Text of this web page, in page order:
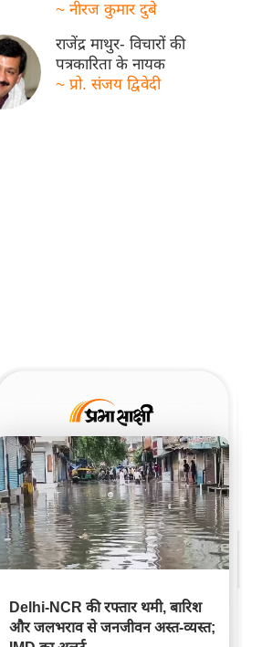
~ नीरज कुमार दुबे
राजेंद्र माथुर- विचारों की
पत्रकारिता के नायक
~ प्रो. संजय द्विवेदी
Delhi-NCR की रफ्तार थमी, बारिश
और जलभराव से जनजीवन अस्त-व्यस्त;